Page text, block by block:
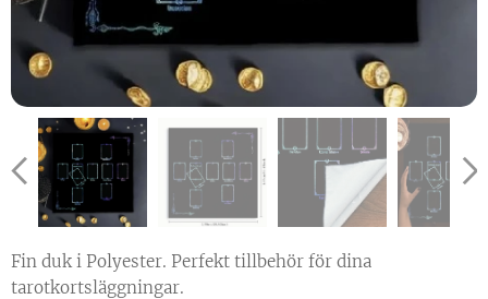
Fin duk i Polyester. Perfekt tillbehör för dina
tarotkortsläggningar.